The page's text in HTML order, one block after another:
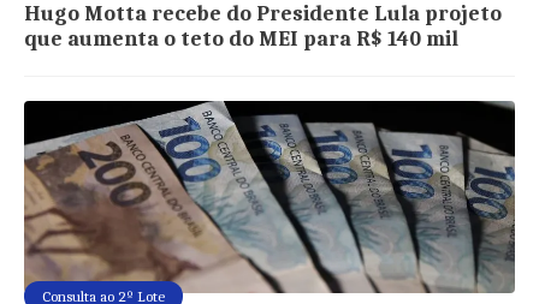
Hugo Motta recebe do Presidente Lula projeto
que aumenta o teto do MEI para R$ 140 mil
Consulta ao 2º Lote